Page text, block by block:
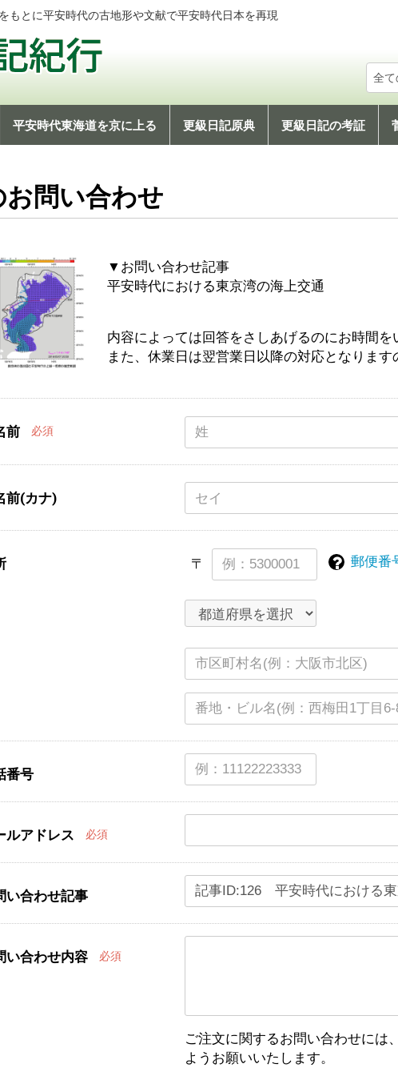
もとに平安時代の古地形や文献で平安時代日本を再現
平安時代東海道を京に上る 更級日記原典 更級日記の考証
お問い合わせ
▼お問い合わせ記事
平安時代における東京湾の海上交通
内容によっては回答をさしあげるのにお時間を
また、休業日は翌営業日以降の対応となります
前 必須
前(カナ)
〒 郵便番
番号
ルアドレス 必須
い合わせ記事
い合わせ内容 必須
ご注文に関するお問い合わせには
ようお願いいたします。